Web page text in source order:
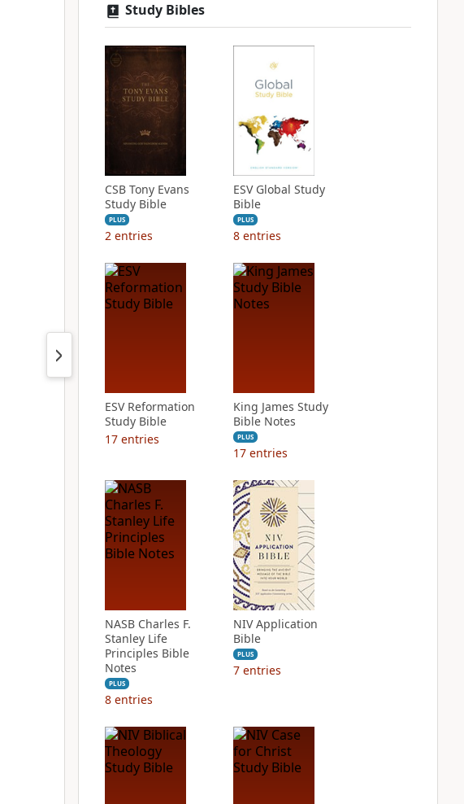
Study Bibles
CSB Tony Evans
Study Bible
PLUS
2 entries
ESV Global Study
Bible
PLUS
8 entries
ESV Reformation
Study Bible
17 entries
King James Study
Bible Notes
PLUS
17 entries
NASB Charles F.
Stanley Life
Principles Bible
Notes
PLUS
8 entries
NIV Application
Bible
PLUS
7 entries